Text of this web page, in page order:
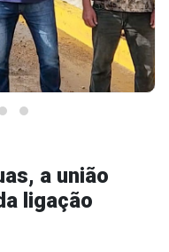
a união
ligação